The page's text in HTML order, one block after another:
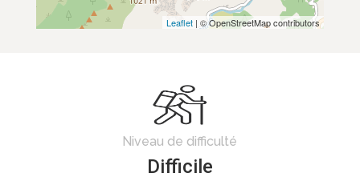
Leaflet | © OpenStreetMap contributors
Niveau de difficulté
Difficile